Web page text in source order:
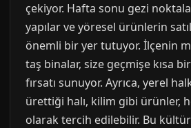
çekiyor. Hafta sonu gezi
yapılar ve yöresel ürünlerin
önemli bir yer tutuyor. İlçenin
taş binalar, size geçmişe kısa
fırsatı sunuyor. Ayrıca, yerel
ürettiği halı, kilim gibi ürünler,
olarak tercih edilebilir. Bu